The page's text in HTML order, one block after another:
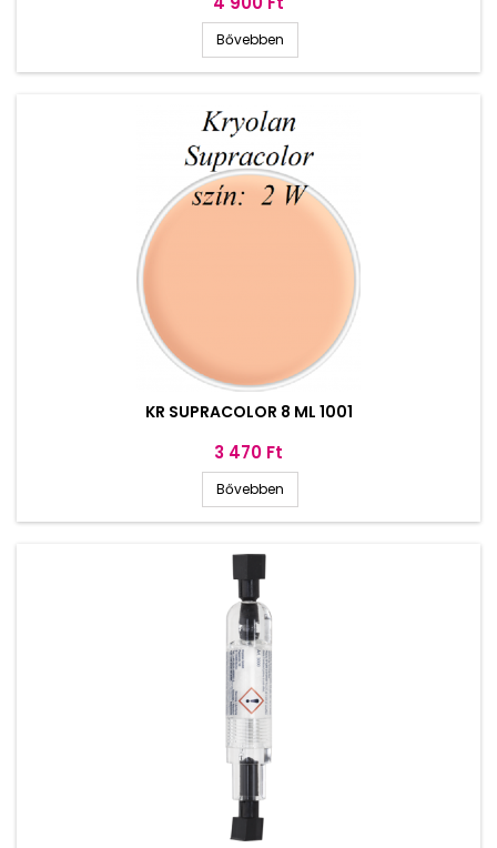
Bővebben
KR SUPRACOLOR 8 ML 1001
Ár
3 470 Ft
Bővebben